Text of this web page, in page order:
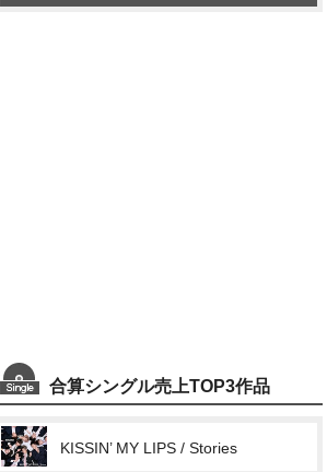
合算シングル売上TOP3作品
KISSIN’ MY LIPS / Stories